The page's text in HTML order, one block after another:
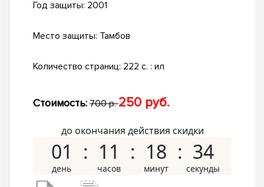
Год защиты: 2001
Место защиты: Тамбов
Количество страниц: 222 с. : ил
Стоимость: 700 р.250 руб.
до окончания действия скидки
01 11 18 33